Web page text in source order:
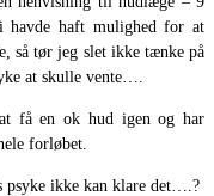
haft mulighed for at
så tør jeg slet ikke tænke på
at skulle vente….
få en ok hud igen og har
forløbet.
psyke ikke kan klare det….?